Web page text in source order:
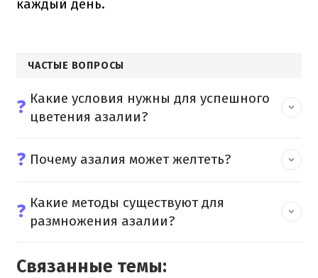
каждый день.
ЧАСТЫЕ ВОПРОСЫ
❓ Какие условия нужны для успешного
цветения азалии?
❓ Почему азалия может желтеть?
❓ Какие методы существуют для
размножения азалии?
Связанные темы: